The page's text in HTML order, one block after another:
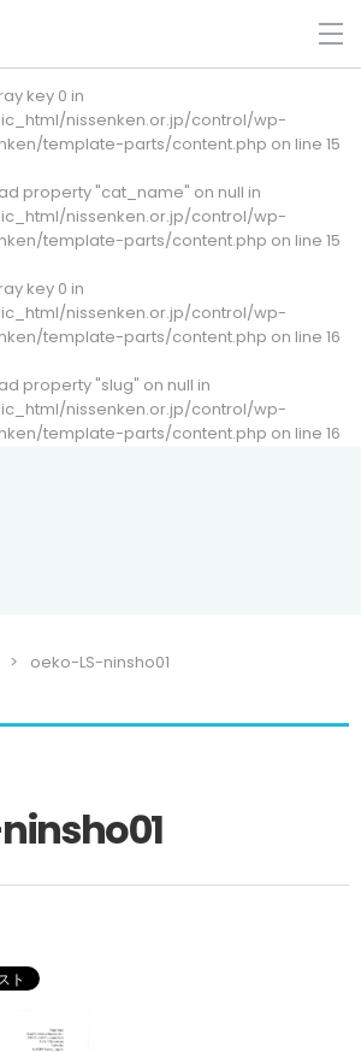
key 0 in
nissenken.or.jp/control/wp-
template-parts/content.php on line 15
property "cat_name" on null in
nissenken.or.jp/control/wp-
template-parts/content.php on line 15
key 0 in
nissenken.or.jp/control/wp-
template-parts/content.php on line 16
property "slug" on null in
nissenken.or.jp/control/wp-
template-parts/content.php on line 16
oeko-LS-ninsho01